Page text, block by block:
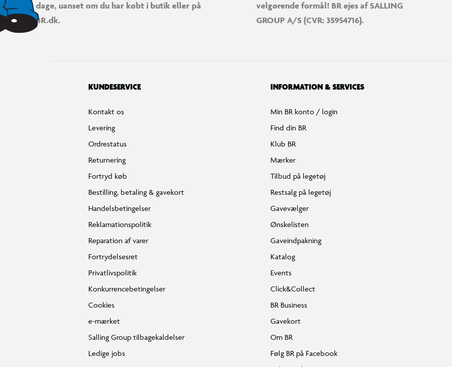
dage, uanset om du har købt i butik eller på
BR.dk.
velgørende formål! BR ejes af SALLING
GROUP A/S (CVR: 35954716).
KUNDESERVICE
Kontakt os
Levering
Ordrestatus
Returnering
Fortryd køb
Bestilling, betaling & gavekort
Handelsbetingelser
Reklamationspolitik
Reparation af varer
Fortrydelsesret
Privatlivspolitik
Konkurrencebetingelser
Cookies
e-mærket
Salling Group tilbagekaldelser
Ledige jobs
INFORMATION & SERVICES
Min BR konto / login
Find din BR
Klub BR
Mærker
Tilbud på legetøj
Restsalg på legetøj
Gavevælger
Ønskelisten
Gaveindpakning
Katalog
Events
Click&Collect
BR Business
Gavekort
Om BR
Følg BR på Facebook